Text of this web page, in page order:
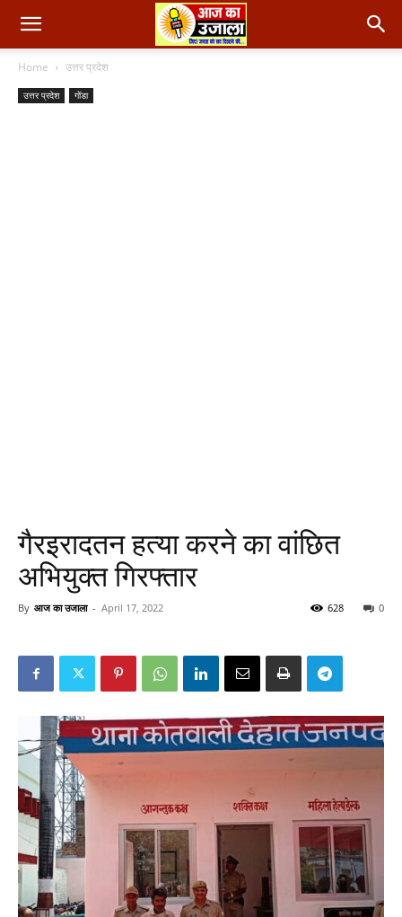
Home उत्तर प्रदेश
उत्तर प्रदेश गोंडा
गैरइरादतन हत्या करने का वांछित
अभियुक्त गिरफ्तार
By आज का उजाला - April 17, 2022 0
628